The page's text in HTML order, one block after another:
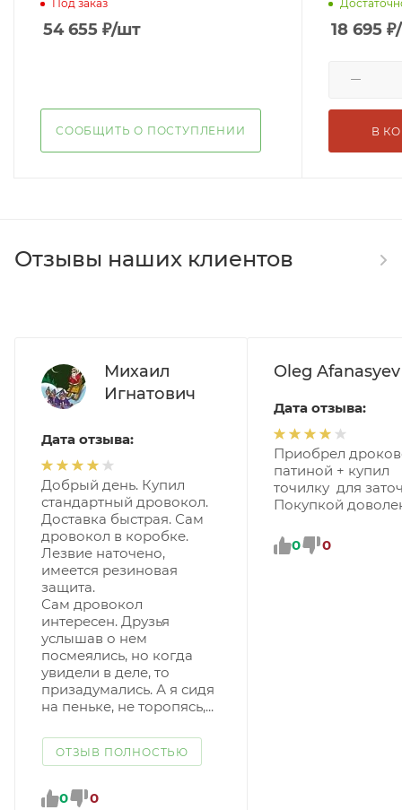
Под заказ
54 655 ₽/шт
СООБЩИТЬ О ПОСТУПЛЕНИИ
18 695 ₽
В
Отзывы наших клиентов
Михаил
Игнатович
Дата отзыва:
Добрый день. Купил
стандартный дровокол.
Доставка быстрая. Сам
дровокол в коробке.
Лезвие наточено,
имеется резиновая
защита.
Сам дровокол
интересен. Друзья
услышав о нем
посмеялись, но когда
увидели в деле, то
призадумались. А я сидя
на пеньке, не торопясь,...
ОТЗЫВ ПОЛНОСТЬЮ
0 0
Oleg Afanasyev
Дата отзыва:
Приобрел
патиной + купил
точилку для
Покупкой
0 0